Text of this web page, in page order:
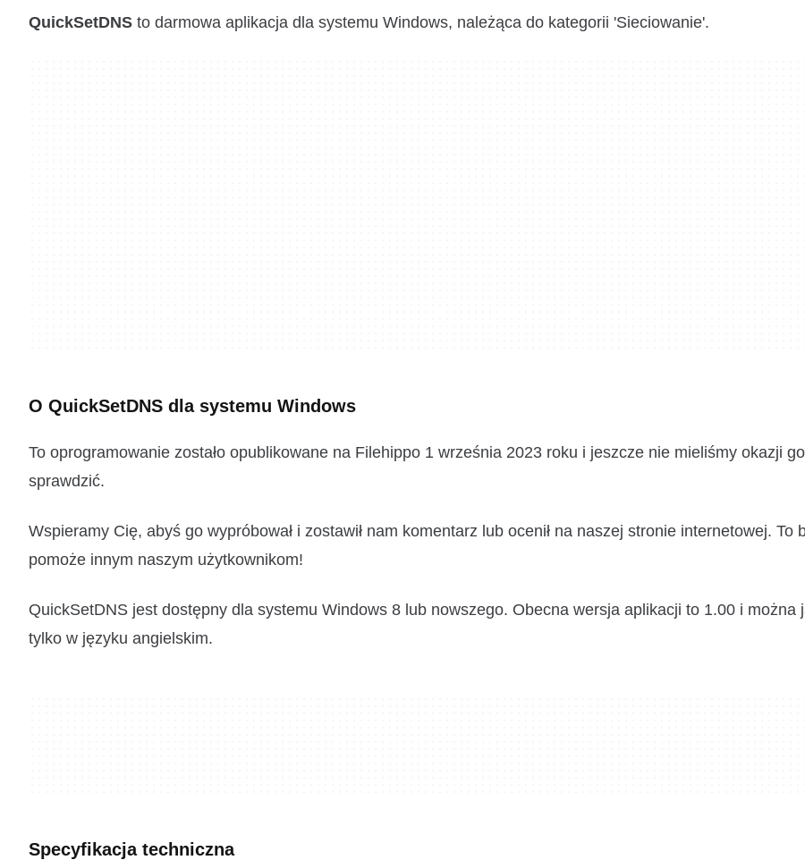
QuickSetDNS to darmowa aplikacja dla systemu Windows, należąca do kategorii 'Sieciowanie'.
O QuickSetDNS dla systemu Windows
To oprogramowanie zostało opublikowane na Filehippo 1 września 2023 roku i jeszcze nie mieliśmy okazji go
sprawdzić.
Wspieramy Cię, abyś go wypróbował i zostawił nam komentarz lub ocenił na naszej stronie internetowej. To
pomoże innym naszym użytkownikom!
QuickSetDNS jest dostępny dla systemu Windows 8 lub nowszego. Obecna wersja aplikacji to 1.00 i można
tylko w języku angielskim.
Specyfikacja techniczna